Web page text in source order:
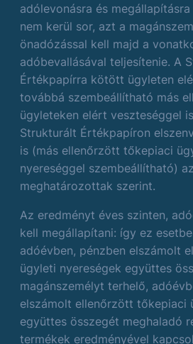
adólevonásra és
nem kerül sor, azt a
önadózással kell majd a
adóbevallásával teljesítenie. A
Értékpapírra kötött ügyleten
továbbá szembeállítható más
ügyleteken elért veszteséggel
Strukturált Értékpapíron
is (más ellenőrzött tőkepiaci
nyereséggel szembeállítható)
meghatározottak szerint.
Az eredményt éves szinten,
kell megállapítani: így ez
adóévben, pénzben elszámolt
ügyleti nyereségek együttes
magánszemélyt terhelő,
elszámolt ellenőrzött tőkepiaci
együttes összegét meghaladó
termékek eredményével